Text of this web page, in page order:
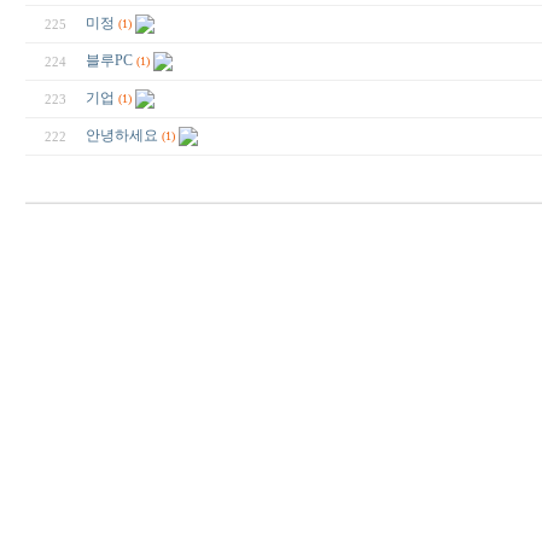
225 미정 (1)
224 블루PC (1)
223 기업 (1)
222 안녕하세요 (1)